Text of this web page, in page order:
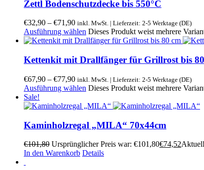
Zettl Bodenschutzdecke bis 550°C
€32,90 – €71,90 inkl. MwSt. | Lieferzeit: 2-5 Werktage (DE)
Ausführung wählen Dieses Produkt weist mehrere
Kettenkit mit Drallfänger für Grillrost bis
€67,90 – €77,90 inkl. MwSt. | Lieferzeit: 2-5 Werktage (DE)
Ausführung wählen Dieses Produkt weist mehrere
Sale!
Kaminholzregal „MILA“ 70x44cm
€101,80 Ursprünglicher Preis war: €101,80€74,52
In den Warenkorb Details